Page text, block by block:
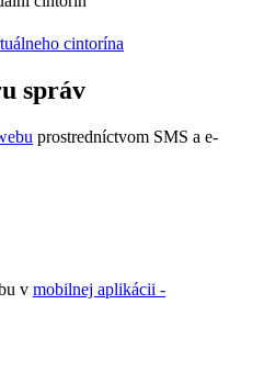
cintorína
správ
prostredníctvom SMS a e-
v mobilnej aplikácii -